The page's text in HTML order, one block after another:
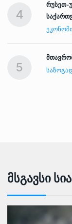
4
რუსეთ-
5
Მსგავსი